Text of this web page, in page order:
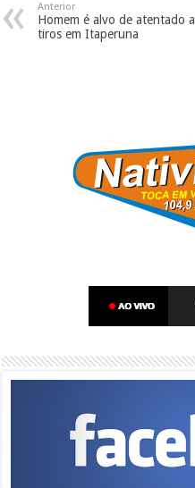
Anterior
Homem é alvo de atentado a
tiros em Itaperuna